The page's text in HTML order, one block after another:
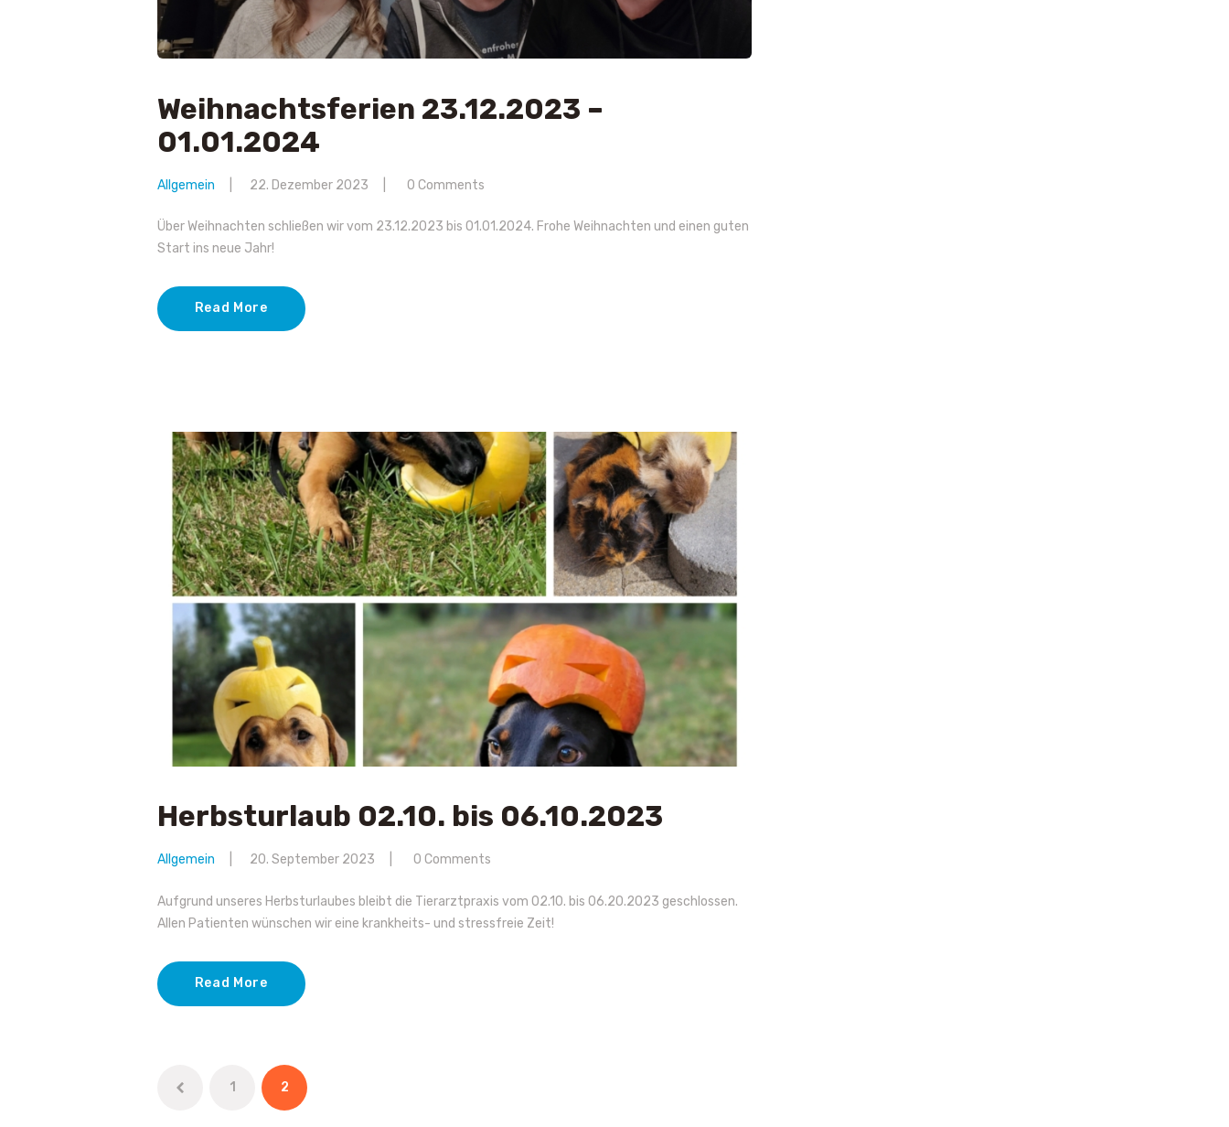
Weihnachtsferien 23.12.2023 –
01.01.2024
Allgemein 22. Dezember 2023 0 Comments
Über Weihnachten schließen wir vom 23.12.2023 bis 01.01.2024. Frohe Weihnachten und einen guten
Start ins neue Jahr!
Read More
Herbsturlaub 02.10. bis 06.10.2023
Allgemein 20. September 2023 0 Comments
Aufgrund unseres Herbsturlaubes bleibt die Tierarztpraxis vom 02.10. bis 06.20.2023 geschlossen.
Allen Patienten wünschen wir eine krankheits- und stressfreie Zeit!
Read More
Beitragsnavigation
PAGE
1 PAGE
2